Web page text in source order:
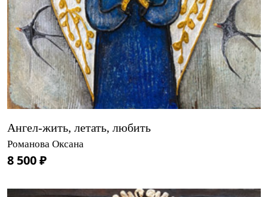
Ангел-жить, летать, любить
Романова Оксана
8 500 ₽